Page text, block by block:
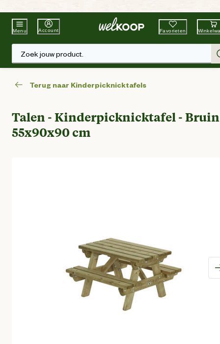
Beste WinkelketenTuin & Dier
Menu Account Favorieten
Zoek jouw product.
Terug naar Kinderpicknicktafels
Talen - Kinderpicknicktafel -
55x90x90 cm